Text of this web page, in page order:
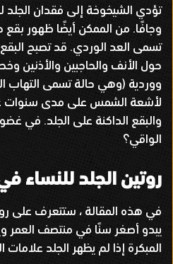
تؤدي الشيخوخة إلى فقدان الجلد
وجافًا. من الممكن أيضًا ظهور بقع
تسمى العد الوردي. قد تصبح
حول الأنف والحاجبين والأذنين
ووردية (وهي حالة تسمى التهاب
لأشعة الشمس على مدى سنوات
والبقع الداكنة على الجلد. في
الواقي؟
روتين الجلد للنساء
في هذه المقالة ، ستتعرف على
يبدو أصغر سنًا في منتصف العمر
المبكرة إذا لم يظهر الجلد